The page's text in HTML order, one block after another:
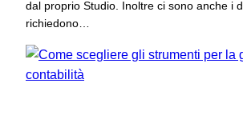
dal proprio Studio. Inoltre ci sono anche i
richiedono…